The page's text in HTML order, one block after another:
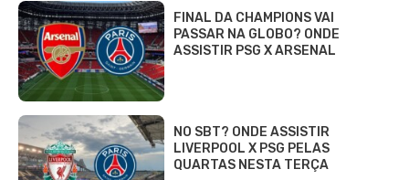
FINAL DA CHAMPIONS VAI
PASSAR NA GLOBO? ONDE
ASSISTIR PSG X ARSENAL
NO SBT? ONDE ASSISTIR
LIVERPOOL X PSG PELAS
QUARTAS NESTA TERÇA